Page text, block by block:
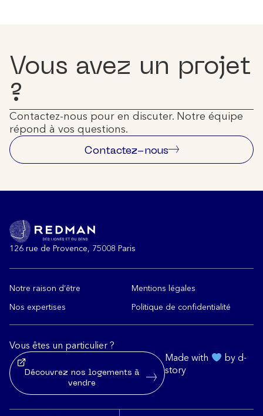
Vous avez un projet
?
Contactez-nous
Contactez-nous pour en discuter. Notre équipe
répond à vos questions.
126 rue de Provence, 75008 Paris
Notre raison d’être
Nos expertises
Mentions légales
Politique de confidentialité
Vous êtes un particulier ?
Découvrez nos logements à
vendre
Made with
by d-
story